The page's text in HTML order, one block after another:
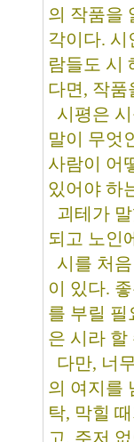
의 작품을
각이다. 시
람들도 시
다면, 작품
시평은
말이 무엇
사람이 어
있어야 하
괴테가
되고 노인
시를 처
이 있다.
를 부릴 필
은 시라 할
다만, 너
의 여지를
탁, 막힐
고, 주저